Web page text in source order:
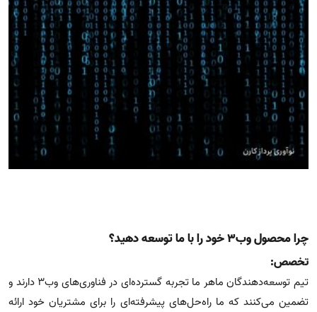
چرا محصول وب۳ خود را با ما توسعه دهید؟
تخصص:
تیم توسعه‌دهندگان ماهر ما تجربه گسترده‌ای در فناوری‌های وب۳ دارند و
تضمین می‌کنند که ما راه‌حل‌های پیشرفته‌ای را برای مشتریان خود ارائه